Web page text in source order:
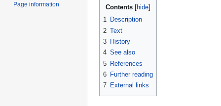
Contents
1 Description
2 Text
3 History
4 See also
5 References
6 Further reading
7 External links
Page information